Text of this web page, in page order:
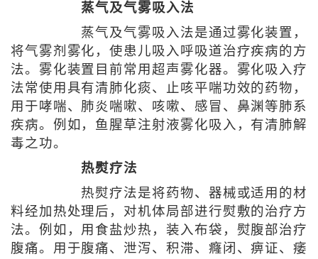
蒸气及气雾吸入法
蒸气及气雾吸入法是通过雾化装置，
将气雾剂雾化，使患儿吸入呼吸道治疗疾病的方
法。雾化装置目前常用超声雾化器。雾化吸入疗
法常使用具有清肺化痰、止咳平喘功效的药物，
用于哮喘、肺炎喘嗽、咳嗽、感冒、鼻渊等肺系
疾病。例如，鱼腥草注射液雾化吸入，有清肺解
毒之功。
热熨疗法
热熨疗法是将药物、器械或适用的材
料经加热处理后，对机体局部进行熨敷的治疗方
法。例如，用食盐炒热，装入布袋，熨腹部治疗
腹痛。用于腹痛、泄泻、积滞、癃闭、痹证、痿